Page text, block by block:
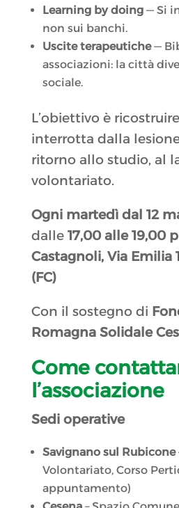
Learning by doing— Si
non sui banchi.
Uscite terapeutiche—
associazioni: la città
sociale.
L’obiettivo è
interrotta dalla
ritorno allo studio, al
volontariato.
Ogni martedì dal 12
dalle 17,00 alle 19,00
Castagnoli, Via Emilia
(FC)
Con il sostegno di
Romagna Solidale
Come
l’associazione
Sedi operative
Savignano sul Rubicone
Volontariato, Corso
appuntamento)